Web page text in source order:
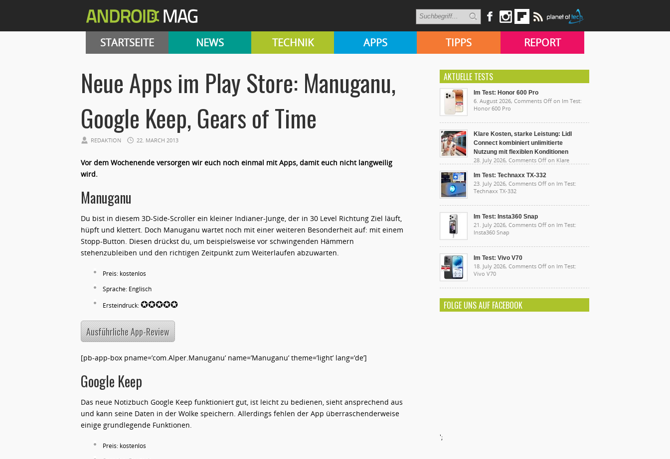
STARTSEITE NEWS TECHNIK APPS TIPPS REPORT
Neue Apps im Play Store: Manuganu,
Google Keep, Gears of Time
REDAKTION 22. MARCH 2013
Vor dem Wochenende versorgen wir euch noch einmal mit Apps, damit euch nicht langweilig
wird.
Manuganu
Du bist in diesem 3D-Side-Scroller ein kleiner Indianer-Junge, der in 30 Level Richtung Ziel läuft,
hüpft und klettert. Doch Manuganu wartet noch mit einer weiteren Besonderheit auf: mit einem
Stopp-Button. Diesen drückst du, um beispielsweise vor schwingenden Hämmern
stehenzubleiben und den richtigen Zeitpunkt zum Weiterlaufen abzuwarten.
Preis: kostenlos
Sprache: Englisch
Ersteindruck:✪✪✪✪✪
Ausführliche App-Review
[pb-app-box pname=’com.Alper.Manuganu’ name=’Manuganu’ theme=’light’ lang=’de’]
Google Keep
Das neue Notizbuch Google Keep funktioniert gut, ist leicht zu bedienen, sieht ansprechend aus
und kann seine Daten in der Wolke speichern. Allerdings fehlen der App überraschenderweise
einige grundlegende Funktionen.
Preis: kostenlos
AKTUELLE TESTS
Im Test: Honor 600 Pro
6. August 2026, Comments Off on Im Test:
Honor 600 Pro
Klare Kosten, starke Leistung: Lidl
Connect kombiniert unlimitierte
Nutzung mit flexiblen Konditionen
28. July 2026, Comments Off on Klare
unlimitierte Nutzung mit flexiblen Konditionen
Im Test: Technaxx TX-332
23. July 2026, Comments Off on Im Test:
Technaxx TX-332
Im Test: Insta360 Snap
21. July 2026, Comments Off on Im Test:
Insta360 Snap
Im Test: Vivo V70
18. July 2026, Comments Off on Im Test:
Vivo V70
FOLGE UNS AUF FACEBOOK
';